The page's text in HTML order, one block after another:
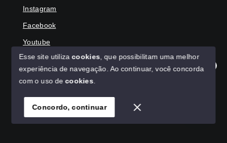
Olá! Agradecemos seu contato, como podemos ajudar?
Instagram
Facebook
Youtube
© Copyright 2026 - HAGA IMÓVEIS - Todos os direitos
SITE PARA IMOBILIARIA
Esse site utilizacookies , que possibilitam uma melhor
experiência de navegação. Ao continuar, você concorda
com o uso decookies
Concordo, continuar